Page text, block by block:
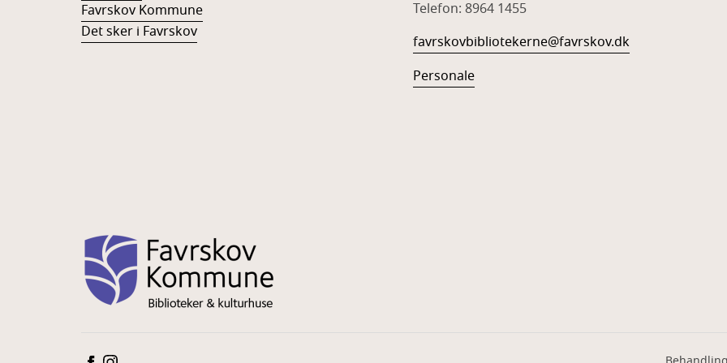
Favrskov Kommune
Det sker i Favrskov
Telefon: 8964 1455
favrskovbibliotekerne@favrskov.dk
Personale